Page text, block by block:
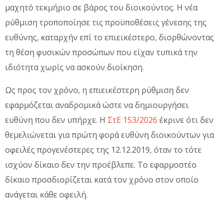
μαχητό τεκμήριο σε βάρος του διοικούντος. Η νέα
ρύθμιση τροποποίησε τις προϋποθέσεις γένεσης της
ευθύνης, καταρχήν επί το επιεικέστερο, διορθώνοντας
τη θέση φυσικών προσώπων που είχαν τυπικά την
ιδιότητα χωρίς να ασκούν διοίκηση.
Ως προς τον χρόνο, η επιεικέστερη ρύθμιση δεν
εφαρμόζεται αναδρομικά ώστε να δημιουργήσει
ευθύνη που δεν υπήρχε. Η ΣτΕ 153/2026 έκρινε ότι δεν
θεμελιώνεται για πρώτη φορά ευθύνη διοικούντων για
οφειλές προγενέστερες της 12.12.2019, όταν το τότε
ισχύον δίκαιο δεν την προέβλεπε. Το εφαρμοστέο
δίκαιο προσδιορίζεται κατά τον χρόνο στον οποίο
ανάγεται κάθε οφειλή.